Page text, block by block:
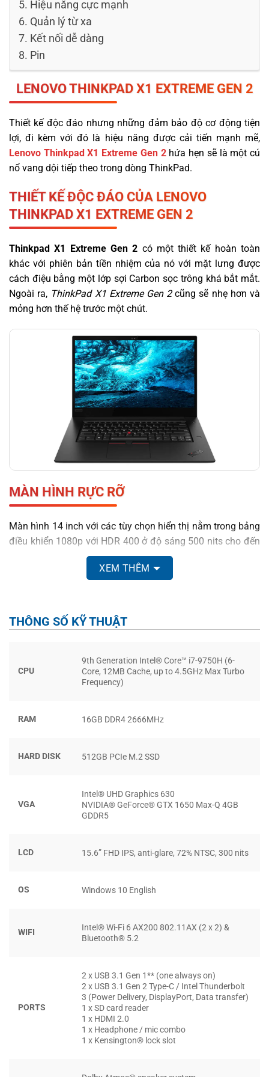
Hiệu năng cực mạnh
Quản lý từ xa
Kết nối dễ dàng
Pin
LENOVO THINKPAD X1 EXTREMEGEN 2
Thiết kế độc đáo nhưng những đảm bảo độ cơ động tiện
lợi, đi kèm với đó là hiệu năng được cải tiến mạnh mẽ,
Lenovo Thinkpad X1 Extreme Gen 2hứa hẹn sẽ là một cú
nổ vang dội tiếp theo trong dòng ThinkPad.
THIẾT KẾ ĐỘC ĐÁO CỦA LENOVO
THINKPAD X1 EXTREME GEN 2
Thinkpad X1 Extreme Gen 2 có một thiết kế hoàn toàn
khác với phiên bản tiền nhiệm của nó với mặt lưng được
cách điệu bằng một lớp sợi Carbon sọc trông khá bắt mắt.
Ngoài ra, ThinkPad X1 Extreme Gen 2cũng sẽ nhẹ hơn và
mỏng hơn thế hệ trước một chút.
MÀN HÌNH RỰC RỠ
Màn hình 14 inch với các tùy chọn hiển thị nằm trong bảng
điều khiển 1080p với HDR 400 ở độ sáng 500 nits cho đến
bảng 4K với HDR 400 ở 500 nits. Lenovo cũng đang lên kế
hoạch phát hành tùy chọn màn hình OLED 4K, hứa hẹn sẽ
THINKPAD X1 EXTREME GEN 2
độc lập, giúp làm việc với các tính toán phức tạp, giao dịch
Hơn nữa, camera IR tùy chọn bao gồm công nghệ Glance,
XEM THÊM
THÔNG SỐ KỸ THUẬT
CPU
9th Generation Intel® Core™ i7-9750H (6-
Core, 12MB Cache, up to 4.5GHz Max Turbo
Frequency)
RAM 16GB DDR4 2666MHz
HARD DISK 512GB PCIe M.2 SSD
VGA
Intel® UHD Graphics 630
NVIDIA® GeForce® GTX 1650 Max-Q 4GB
GDDR5
LCD 15.6” FHD IPS, anti-glare, 72% NTSC, 300 nits
OS Windows 10 English
WIFI
Intel® Wi-Fi 6 AX200 802.11AX (2 x 2) &
Bluetooth® 5.2
PORTS
2 x USB 3.1 Gen 1** (one always on)
2 x USB 3.1 Gen 2 Type-C / Intel Thunderbolt
3 (Power Delivery, DisplayPort, Data transfer)
1 x SD card reader
1 x HDMI 2.0
1 x Headphone / mic combo
1 x Kensington® lock slot